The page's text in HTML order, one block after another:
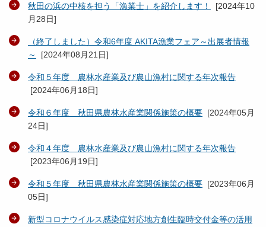
秋田の浜の中核を担う「漁業士」を紹介します！ [2024年10
月28日]
（終了しました）令和6年度 AKITA漁業フェア～出展者情報
～
[2024年08月21日]
令和５年度 農林水産業及び農山漁村に関する年次報告
[2024年06月18日]
令和６年度 秋田県農林水産業関係施策の概要 [2024年05月
24日]
令和４年度 農林水産業及び農山漁村に関する年次報告
[2023年06月19日]
令和５年度 秋田県農林水産業関係施策の概要 [2023年06月
05日]
新型コロナウイルス感染症対応地方創生臨時交付金等の活用